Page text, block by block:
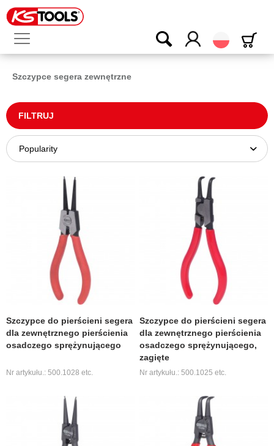
Polski
Szczypce segera zewnętrzne
FILTRUJ
Szczypce do pierścieni segera
dla zewnętrznego pierścienia
osadczego sprężynującego
Nr artykułu.: 500.1028 etc.
Szczypce do pierścieni segera
dla zewnętrznego pierścienia
osadczego sprężynującego,
zagięte
Nr artykułu.: 500.1025 etc.